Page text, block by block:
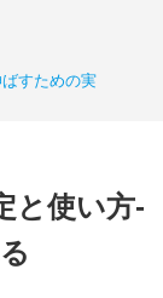
すための実
と使い方-